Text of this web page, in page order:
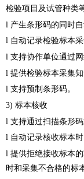
检验项目及试管种类
l 产生条形码的同时
l 自动记录检验标本
l 支持协作单位通过
l 提供检验标本采集知
l 支持预制条形码。
3) 标本核收
l 支持通过扫描条形
l 自动记录核收标本
l 提供拒绝接收标本
时和采集不合格的标